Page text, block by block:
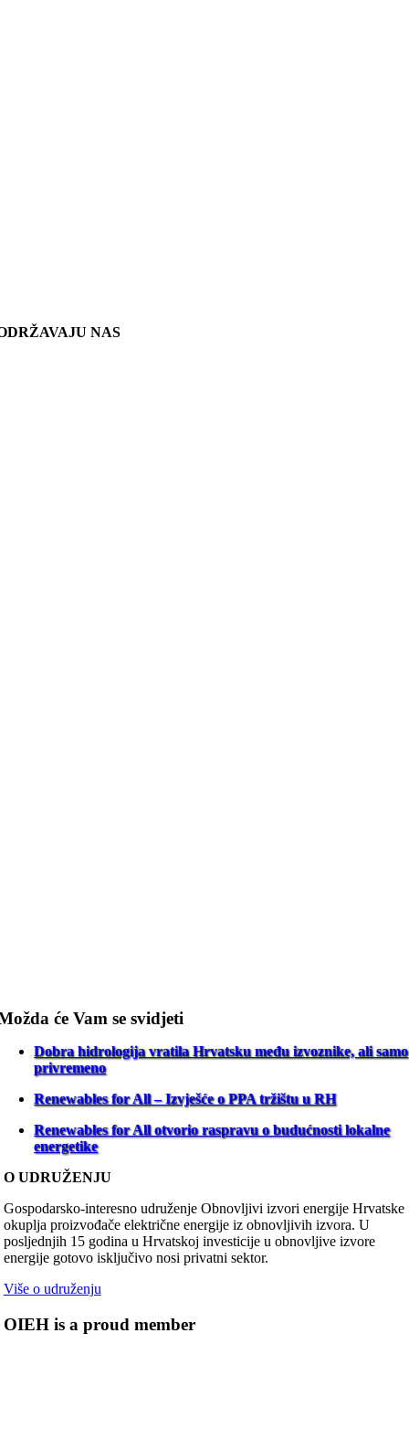
NAS
će Vam se svidjeti
Dobra hidrologija vratila Hrvatsku među izvoznike, ali samo
privremeno
Renewables for All – Izvješće o PPA tržištu u RH
Renewables for All otvorio raspravu o budućnosti lokalne
energetike
O UDRUŽENJU
Gospodarsko-interesno udruženje Obnovljivi izvori energije Hrvatske
okuplja proizvođače električne energije iz obnovljivih izvora. U
posljednjih 15 godina u Hrvatskoj investicije u obnovljive izvore
energije gotovo isključivo nosi privatni sektor.
Više o udruženju
OIEH is a proud member